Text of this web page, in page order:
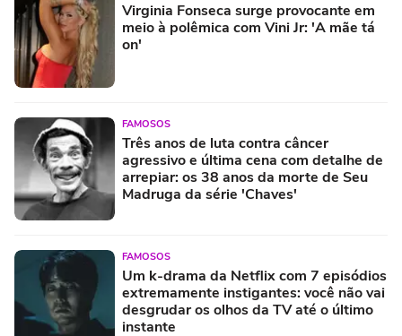
Virginia Fonseca surge provocante em
meio à polêmica com Vini Jr: 'A mãe tá
on'
FAMOSOS
Três anos de luta contra câncer
agressivo e última cena com detalhe de
arrepiar: os 38 anos da morte de Seu
Madruga da série 'Chaves'
FAMOSOS
Um k-drama da Netflix com 7 episódios
extremamente instigantes: você não vai
desgrudar os olhos da TV até o último
instante